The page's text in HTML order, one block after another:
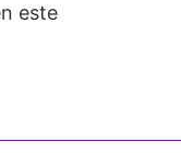
este